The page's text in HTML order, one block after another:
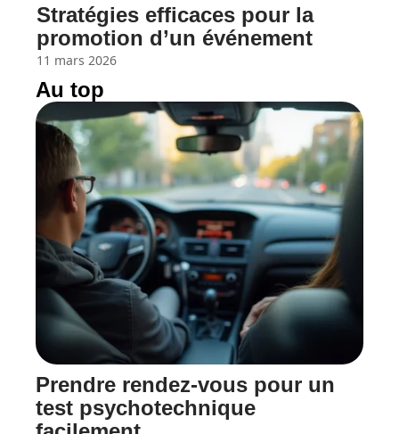
Stratégies efficaces pour la
promotion d’un événement
11 mars 2026
Au top
Prendre rendez-vous pour un
test psychotechnique